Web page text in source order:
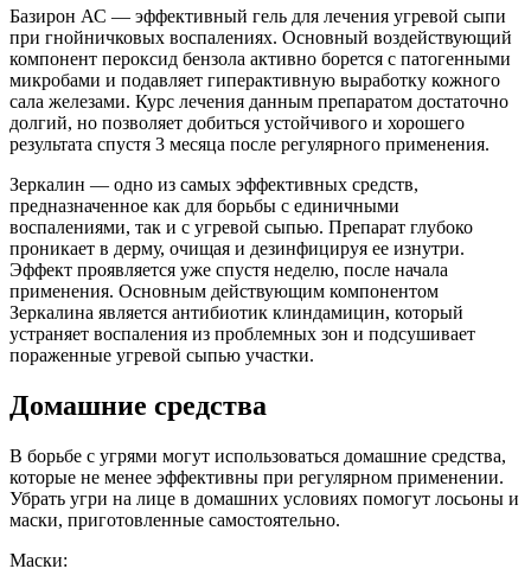
Базирон АС — эффективный гель для лечения угревой сыпи
при гнойничковых воспалениях. Основный воздействующий
компонент пероксид бензола активно борется с патогенными
микробами и подавляет гиперактивную выработку кожного
сала железами. Курс лечения данным препаратом достаточно
долгий, но позволяет добиться устойчивого и хорошего
результата спустя 3 месяца после регулярного применения.
Зеркалин — одно из самых эффективных средств,
предназначенное как для борьбы с единичными
воспалениями, так и с угревой сыпью. Препарат глубоко
проникает в дерму, очищая и дезинфицируя ее изнутри.
Эффект проявляется уже спустя неделю, после начала
применения. Основным действующим компонентом
Зеркалина является антибиотик клиндамицин, который
устраняет воспаления из проблемных зон и подсушивает
пораженные угревой сыпью участки.
Домашние средства
В борьбе с угрями могут использоваться домашние средства,
которые не менее эффективны при регулярном применении.
Убрать угри на лице в домашних условиях помогут лосьоны и
маски, приготовленные самостоятельно.
Маски: